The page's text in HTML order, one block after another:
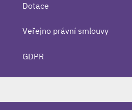
Dotace
Veřejno právní smlouvy
GDPR